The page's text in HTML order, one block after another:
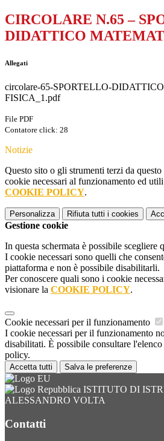
CIRCOLARE N.65 –
DIDATTICO
Allegati
circolare-65-SPORTELLO-
FISICA_1.pdf
File PDF
Contatore click: 28
Notizie
Questo sito o gli strumenti terzi da
cookie necessari al funzionamento ed
COOKIE POLICY.
Personalizza Rifiuta tutti i cookies
Gestione cookie
In questa schermata è possibile scegliere
I cookie necessari sono quelli che
piattaforma e non è possibile disabilitarli.
Per conoscere quali sono i cookie
visionare la COOKIE POLICY.
Cookie necessari per il funzionamento
I cookie necessari per il funzionamento
disabilitati. È possibile consultare
policy.
Accetta tutti Salva le preferenze
ISTITUTO DI
ALESSANDRO VOLTA
Contatti